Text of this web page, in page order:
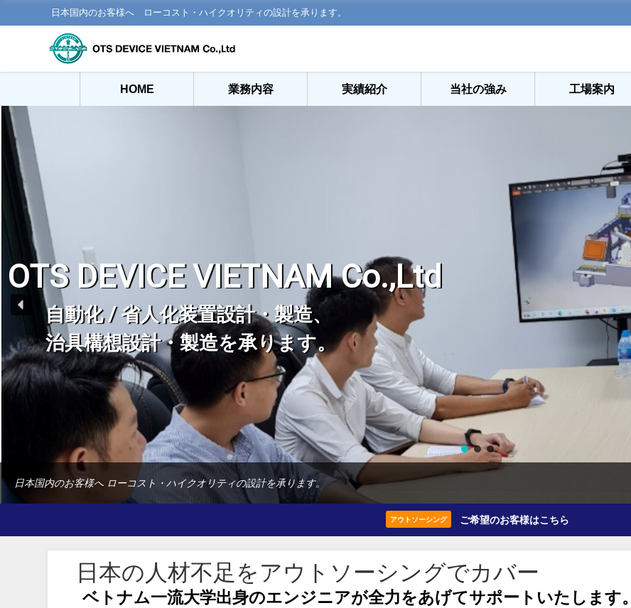
日本国内のお客様へ ローコスト・ハイクオリティの設計を承ります。
HOME 業務内容 実績紹介 当社の強み 工場案内
OTS DEVICE VIETNAM Co.,Ltd
自動化 / 省人化装置設計・製造、
治具構想設計・製造を承ります。
日本国内のお客様へ ローコスト・ハイクオリティの設計を承ります。
アウトソーシング ご希望のお客様はこちら
日本の人材不足をアウトソーシングでカバー
ベトナム一流大学出身のエンジニアが全力をあげてサポートいたします。